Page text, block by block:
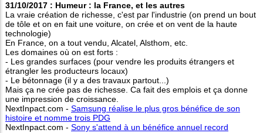
31/10/2017 : Humeur : la France, et les autres
La vraie création de richesse, c'est par l'industrie (on prend un bout
de tôle et on en fait une voiture, on crée et on vent de la haute
technologie)
En France, on a tout vendu, Alcatel, Alsthom, etc.
Les domaines où on est forts :
- Les grandes surfaces (pour vendre les produits étrangers et
étrangler les producteurs locaux)
- Le bétonnage (il y a des travaux partout...)
Mais ça ne crée pas de richesse. Ca fait des emplois et ça donne
une impression de croissance.
NextInpact.com - Samsung réalise le plus gros bénéfice de son
histoire et nomme trois PDG
NextInpact.com - Sony s'attend à un bénéfice annuel record